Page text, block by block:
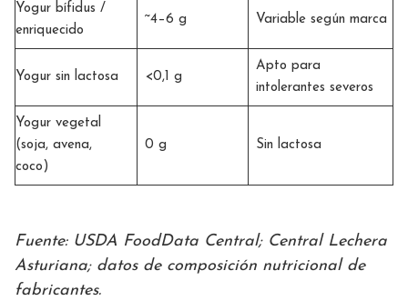
Yogur bífidus /
enriquecido
~4–6 g Variable según marca
Yogur sin lactosa <0,1 g
Apto para
intolerantes severos
Yogur vegetal
(soja, avena,
coco)
0 g Sin lactosa
Fuente: USDA FoodData Central; Central Lechera
Asturiana; datos de composición nutricional de
fabricantes.